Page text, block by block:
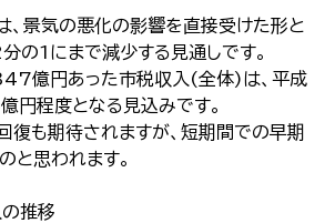
、景気の悪化の影響を直接受けた形と
の1にまで減少する見通しです。
億円あった市税収入(全体)は、平成
程度となる見込みです。
復も期待されますが、短期間での早期
と思われます。
推移